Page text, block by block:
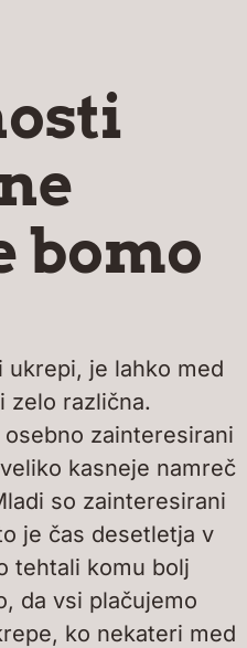
bomo
ukrepi, je lahko med
zelo različna.
zainteresirani
kasneje namreč
so zainteresirani
je čas desetletja v
tehtali komu bolj
da vsi plačujemo
ko nekateri med